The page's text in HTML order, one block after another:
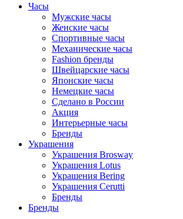
Часы
Мужские часы
Женские часы
Спортивные часы
Механические часы
Fashion бренды
Швейцарские часы
Японские часы
Немецкие часы
Сделано в России
Акция
Интерьерные часы
Бренды
Украшения
Украшения Brosway
Украшения Lotus
Украшения Bering
Украшения Cerutti
Бренды
Бренды